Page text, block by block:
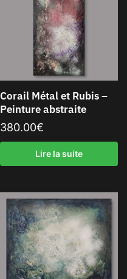
Corail Métal et Rubis –
Peinture abstraite
380.00€
Lire la suite